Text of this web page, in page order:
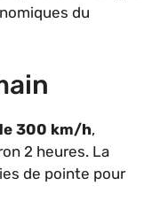
du
300 km/h,
2 heures. La
de pointe pour